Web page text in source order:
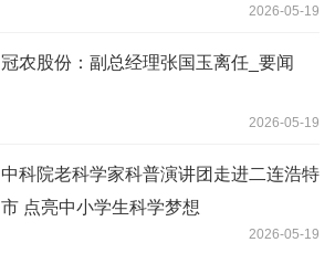
2026-05-19
冠农股份：副总经理张国玉离任_要闻
2026-05-19
中科院老科学家科普演讲团走进二连浩特
市 点亮中小学生科学梦想
2026-05-19